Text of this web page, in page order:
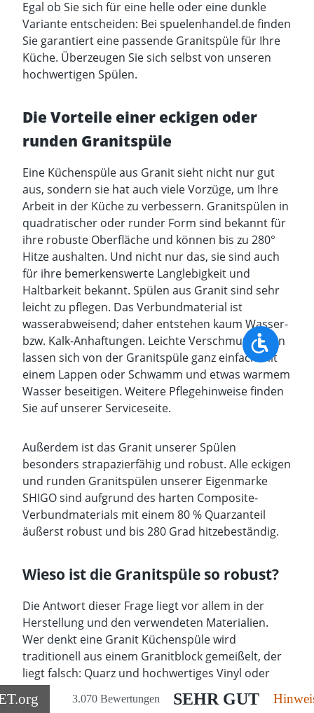
.org 3.070 Bewertungen SEHR GUT
Egal ob Sie sich für eine helle oder eine dunkle
Variante entscheiden: Bei spuelenhandel.definden
Sie garantiert eine passende Granitspüle für Ihre
Küche. Überzeugen Sie sich selbst von unseren
hochwertigen Spülen.
Die Vorteile einer eckigen oder
runden Granitspüle
Eine Küchenspüle aus Granit sieht nicht nur gut
aus, sondern sie hat auch viele Vorzüge, um Ihre
Arbeit in der Küche zu verbessern. Granitspülen in
quadratischer oder runder Form sind bekannt für
ihre robuste Oberfläche und können bis zu 280°
Hitze aushalten. Und nicht nur das, sie sind auch
für ihre bemerkenswerte Langlebigkeit und
Haltbarkeit bekannt. Spülen aus Granit sind sehr
leicht zu pflegen. Das Verbundmaterial ist
wasserabweisend; daher entstehen kaum Wasser-
bzw. Kalk-Anhaftungen. Leichte Verschmutzungen
lassen sich von der Granitspüle ganz einfach mit
einem Lappen oder Schwamm und etwas warmem
Wasser beseitigen. Weitere Pflegehinweise finden
Sie auf unsererServiceseite.
Außerdem ist das Granit unserer Spülen
besonders strapazierfähig und robust. Alle eckigen
und runden Granitspülen unserer Eigenmarke
SHIGO sind aufgrund des harten Composite-
Verbundmaterials mit einem 80 % Quarzanteil
äußerst robust und bis 280 Grad hitzebeständig.
Wieso ist die Granitspüle so robust?
Die Antwort dieser Frage liegt vor allem in der
Herstellung und den verwendeten Materialien.
Wer denkt eine Granit Küchenspüle wird
traditionell aus einem Granitblock gemeißelt, der
liegt falsch: Quarz und hochwertiges Vinyl oder
Acryl setzen den Grundstein für die erfolgreiche
Herstellung einer Granitspüle. Das sogenannte